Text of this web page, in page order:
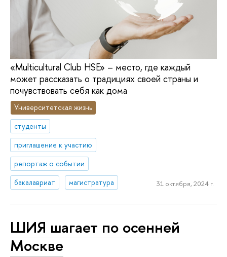
«Multicultural Club HSE» – место, где каждый
может рассказать о традициях своей страны и
почувствовать себя как дома
Университетская жизнь
студенты
приглашение к участию
репортаж о событии
бакалавриат
магистратура 31 октября, 2024 г.
ШИЯ шагает по осенней
Москве